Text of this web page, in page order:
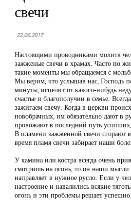
свечи
22.06.2017
Настоящими проводниками молитв
зажженые свечи в храмах. Часто по
такие моменты мы обращаемся с
Мы верим, что услышав нас, Господь
минуты, исцелит от какого-нибудь
счастье и благополучии в семье.
зажигаем свечу. Когда в церкви
новобрачных, им обязательно дают в
провожают в последний путь
В пламени зажженной свечи сгорают
время пламя свечи забирает наши
У камина или костра всегда очень
смотришь на огонь, то он наши мысли
направляет в нужное русло. Если у
настроение и навалились всякие
огонь и эти проблемы решает успешно.